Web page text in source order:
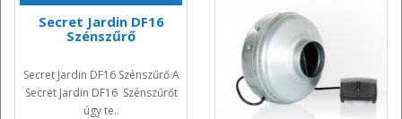
Secret Jardin DF16
Szénszűrő
Secret Jardin DF16 Szénszűrő A
Secret Jardin DF16 Szénszűrőt
úgy te..